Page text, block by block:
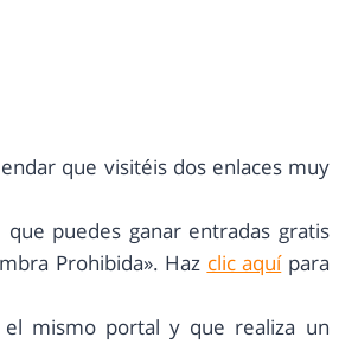
que visitéis dos enlaces muy
puedes ganar entradas gratis
Prohibida». Haz clic aquípara
el mismo portal y que realiza un